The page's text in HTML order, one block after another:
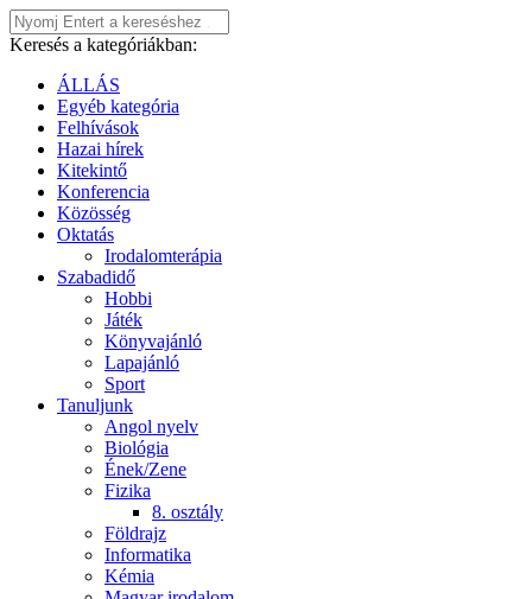
Keresés a kategóriákban:
ÁLLÁS
Egyéb kategória
Felhívások
Hazai hírek
Kitekintő
Konferencia
Közösség
Oktatás
Irodalomterápia
Szabadidő
Hobbi
Játék
Könyvajánló
Lapajánló
Sport
Tanuljunk
Angol nyelv
Biológia
Ének/Zene
Fizika
8. osztály
Földrajz
Informatika
Kémia